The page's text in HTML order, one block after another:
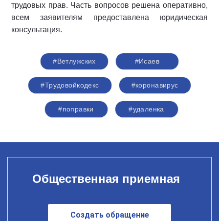
трудовых прав. Часть вопросов решена оперативно,
всем заявителям предоставлена юридическая
консультация.
#Ветлужских #Исаев
#Трудовойкодекс #коронавирус
#поправки #удаленка
Общественная приемная
Создать обращение